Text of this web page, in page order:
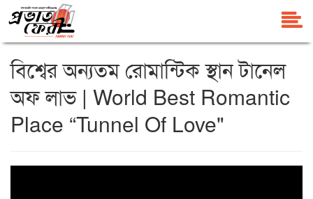
বিশ্বের অন্যতম রোমান্টিক স্থান টানেল
অফ লাভ | World Best Romantic
Place “Tunnel Of Love"